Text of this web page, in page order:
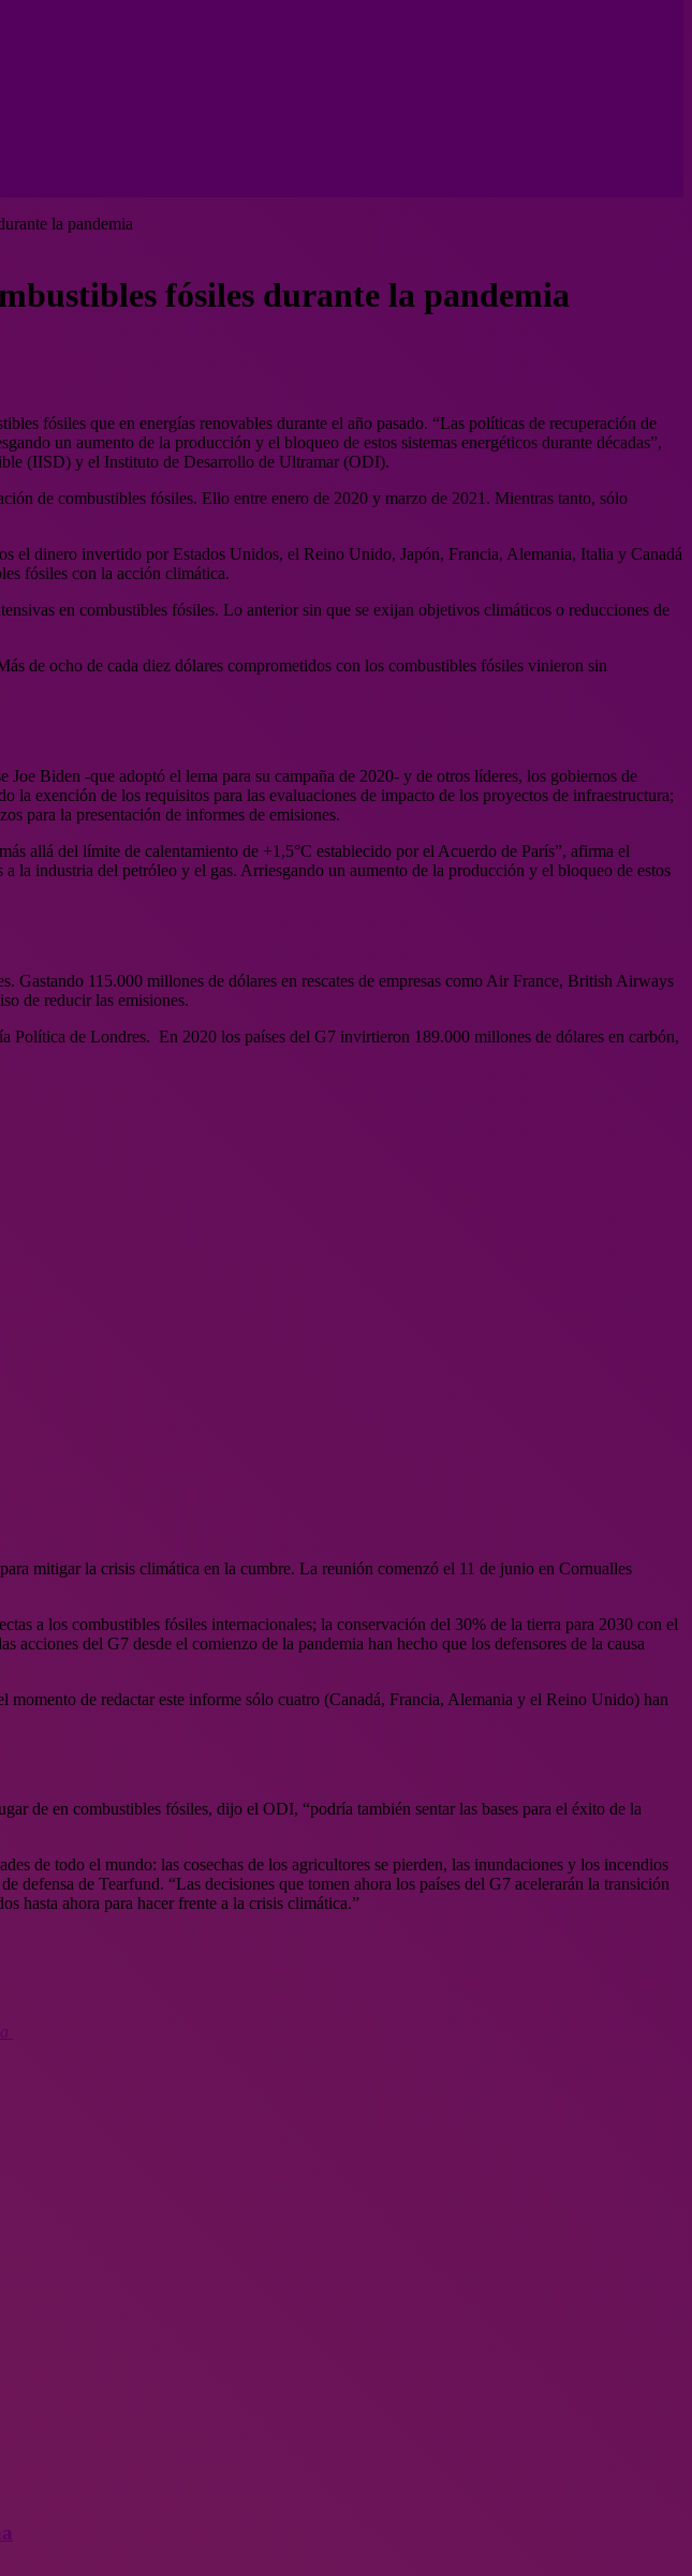
la pandemia
fósiles durante la pandemia
fósiles que en energías renovables durante el año pasado. “Las políticas de recuperación de
un aumento de la producción y el bloqueo de estos sistemas energéticos durante décadas”,
(IISD) y el Instituto de Desarrollo de Ultramar (ODI).
de combustibles fósiles. Ello entre enero de 2020 y marzo de 2021. Mientras tanto, sólo
el dinero invertido por Estados Unidos, el Reino Unido, Japón, Francia, Alemania, Italia y Canadá
fósiles con la acción climática.
en combustibles fósiles. Lo anterior sin que se exijan objetivos climáticos o reducciones de
de ocho de cada diez dólares comprometidos con los combustibles fósiles vinieron sin
Joe Biden -que adoptó el lema para su campaña de 2020- y de otros líderes, los gobiernos de
exención de los requisitos para las evaluaciones de impacto de los proyectos de infraestructura;
para la presentación de informes de emisiones.
allá del límite de calentamiento de +1,5°C establecido por el Acuerdo de París”, afirma el
la industria del petróleo y el gas. Arriesgando un aumento de la producción y el bloqueo de estos
Gastando 115.000 millones de dólares en rescates de empresas como Air France, British Airways
de reducir las emisiones.
de Londres. En 2020 los países del G7 invirtieron 189.000 millones de dólares en carbón,
mitigar la crisis climática en la cumbre. La reunión comenzó el 11 de junio en Cornualles
a los combustibles fósiles internacionales; la conservación del 30% de la tierra para 2030 con el
del G7 desde el comienzo de la pandemia han hecho que los defensores de la causa
de redactar este informe sólo cuatro (Canadá, Francia, Alemania y el Reino Unido) han
de en combustibles fósiles, dijo el ODI, “podría también sentar las bases para el éxito de la
de todo el mundo: las cosechas de los agricultores se pierden, las inundaciones y los incendios
de Tearfund. “Las decisiones que tomen ahora los países del G7 acelerarán la transición
hasta ahora para hacer frente a la crisis climática.”